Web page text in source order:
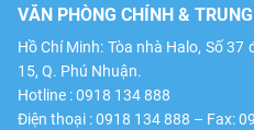
VĂN PHÒNG CHÍNH &
Hồ Chí Minh: Tòa nhà Halo, Số 37
15, Q. Phú Nhuận.
Hotline : 0918 134 888
Điện thoại : 0918 134 888 – Fax: